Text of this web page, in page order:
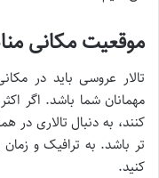
موقعیت مکانی
تالار عروسی باید در
مهمانان شما باشد. اگر
کنند، به دنبال تالاری در
تر باشد. به ترافیک و
کنید.